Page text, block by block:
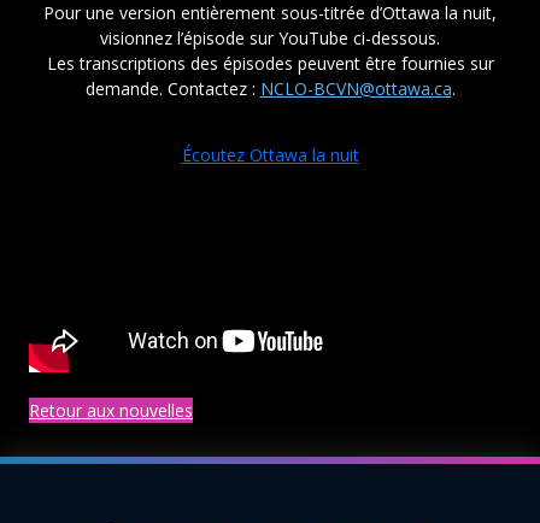
Pour une version entièrement sous-titrée d’Ottawa la nuit,
visionnez l’épisode sur YouTube ci-dessous.
Les transcriptions des épisodes peuvent être fournies sur
demande. Contactez : NCLO-BCVN@ottawa.ca.
Écoutez Ottawa la nuit
Retour aux nouvelles